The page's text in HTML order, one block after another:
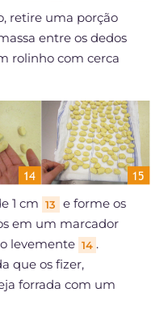
retire uma porção
entre os dedos
rolinho com cerca
1 cm 13
e forme os
em um marcador
levemente 14 .
que os fizer,
forrada com um